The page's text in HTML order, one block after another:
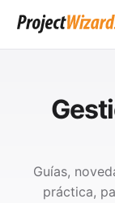
Guías,
práctica,